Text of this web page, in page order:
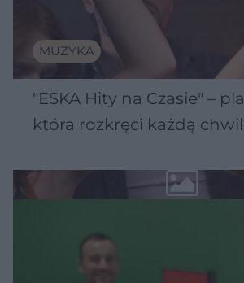
MUZYKA
"ESKA Hity na Czasie" –
która rozkręci każdą